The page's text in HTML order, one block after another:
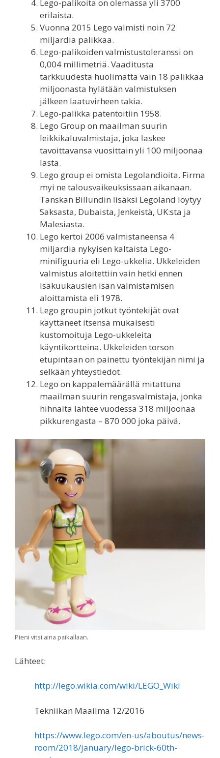
Lego-palikoita on olemassa yli 3700
erilaista.
Vuonna 2015 Lego valmisti noin 72
miljardia palikkaa.
Lego-palikoiden valmistustoleranssi on
0,004 millimetriä. Vaaditusta
tarkkuudesta huolimatta vain 18 palikkaa
miljoonasta hylätään valmistuksen
jälkeen laatuvirheen takia.
Lego-palikka patentoitiin 1958.
Lego Group on maailman suurin
leikkikaluvalmistaja, joka laskee
tavoittavansa vuosittain yli 100 miljoonaa
lasta.
Lego group ei omista Legolandioita. Firma
myi ne talousvaikeuksissaan aikanaan.
Tanskan Billundin lisäksi Legoland löytyy
Saksasta, Dubaista, Jenkeistä, UK:sta ja
Malesiasta.
Lego kertoi 2006 valmistaneensa 4
miljardia nykyisen kaltaista Lego-
minifiguuria eli Lego-ukkelia. Ukkeleiden
valmistus aloitettiin vain hetki ennen
Isäkuukausien isän valmistamisen
aloittamista eli 1978.
Lego groupin jotkut työntekijät ovat
käyttäneet itsensä mukaisesti
kustomoituja Lego-ukkeleita
käyntikortteina. Ukkeleiden torson
etupintaan on painettu työntekijän nimi ja
selkään yhteystiedot.
Lego on kappalemäärällä mitattuna
maailman suurin rengasvalmistaja, jonka
hihnalta lähtee vuodessa 318 miljoonaa
pikkurengasta – 870 000 joka päivä.
Pieni vitsi aina paikallaan.
Lähteet:
http://lego.wikia.com/wiki/LEGO_Wiki
Tekniikan Maailma 12/2016
https://www.lego.com/en-us/aboutus/news-
room/2018/january/lego-brick-60th-